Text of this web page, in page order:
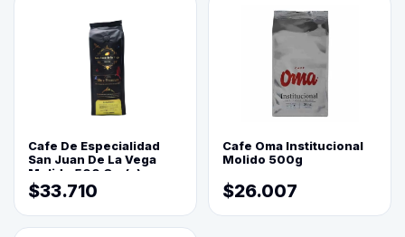
Cafe De Especialidad
San Juan De La Vega
Molido 500 Grs(=)
$33.710
Cafe Oma Institucional
Molido 500g
$26.007